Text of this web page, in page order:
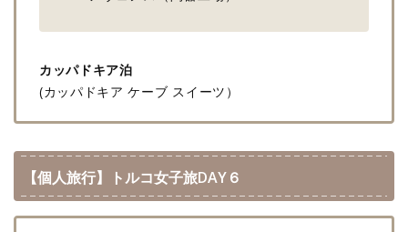
カッパドキア泊
(カッパドキア ケーブ スイーツ）
【個人旅行】トルコ女子旅DAY６